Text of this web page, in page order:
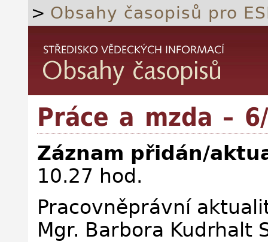
> Obsahy časopisů pro
Práce a mzda –
Záznam přidán/
10.27 hod.
Pracovněprávní
Mgr. Barbora Kudrhalt